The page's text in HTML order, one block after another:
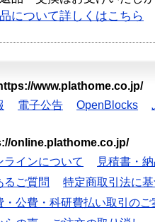
について詳しくはこちら
www.plathome.co.jp/
電子公告 OpenBlocks
online.plathome.co.jp/
ラインについて
見積書・
るご質問
特定商取引法に
・公費・科研費払い取引のご